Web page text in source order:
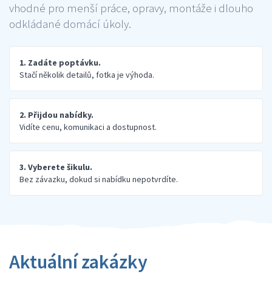
vhodné pro menší práce, opravy, montáže i dlouho
odkládané domácí úkoly.
1. Zadáte poptávku.
Stačí několik detailů, fotka je výhoda.
2. Přijdou nabídky.
Vidíte cenu, komunikaci a dostupnost.
3. Vyberete šikulu.
Bez závazku, dokud si nabídku nepotvrdíte.
Aktuální zakázky